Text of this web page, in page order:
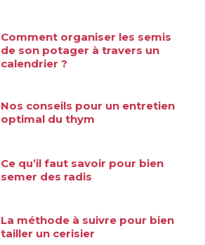
Comment organiser les semis
de son potager à travers un
calendrier ?
Nos conseils pour un entretien
optimal du thym
Ce qu’il faut savoir pour bien
semer des radis
La méthode à suivre pour bien
tailler un cerisier